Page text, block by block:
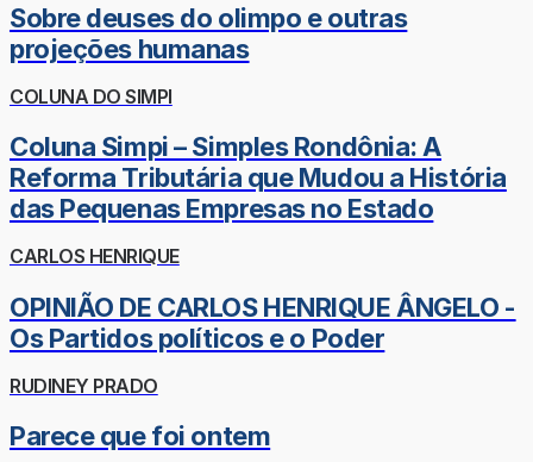
Sobre deuses do olimpo e outras
projeções humanas
COLUNA DO SIMPI
Coluna Simpi – Simples Rondônia: A
Reforma Tributária que Mudou a História
das Pequenas Empresas no Estado
CARLOS HENRIQUE
OPINIÃO DE CARLOS HENRIQUE ÂNGELO -
Os Partidos políticos e o Poder
RUDINEY PRADO
Parece que foi ontem